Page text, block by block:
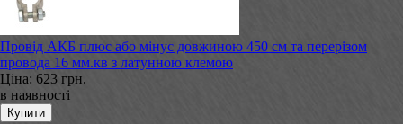
Провід АКБ плюс або мінус довжиною 450 см та перерізом
провода 16 мм.кв з латунною клемою
Ціна: 623 грн.
в наявності